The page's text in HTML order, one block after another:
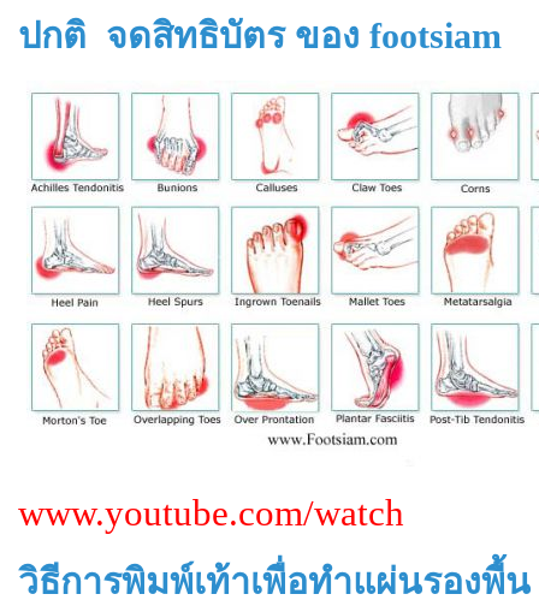
ปกติ จดสิทธิบัตร ของ footsiam
www.youtube.com/watch
วิธีการพิมพ์เท้าเพื่อทำแผ่นรองพื้น